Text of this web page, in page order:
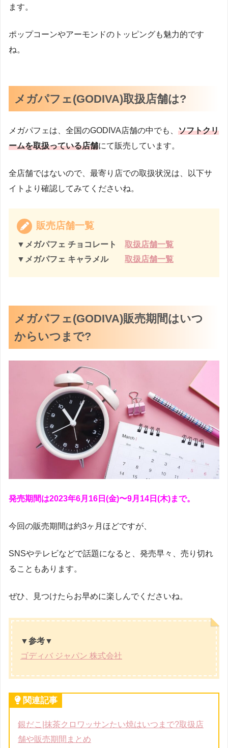
ます。
ポップコーンやアーモンドのトッピングも魅力的です
ね。
メガパフェ(GODIVA)取扱店舗は?
メガパフェは、全国のGODIVA店舗の中でも、 ソフトクリ
ームを取扱っている店舗にて販売しています。
全店舗ではないので、最寄り店での取扱状況は、以下サ
イトより確認してみてくださいね。
販売店舗一覧
▼ メガパフェ チョコレート 取扱店舗一覧
▼メガパフェ キャラメル 取扱店舗一覧
メガパフェ(GODIVA)販売期間はいつ
からいつまで?
発売期間は2023年6月16日(金)〜9月14日(木)まで。
今回の販売期間は約3ヶ月ほどですが、
SNSやテレビなどで話題になると、発売早々、売り切れ
ることもあります。
ぜひ、見つけたらお早めに楽しんでくださいね。
▼参考▼
ゴディバ ジャパン 株式会社
関連記事
銀だこ|抹茶クロワッサンたい焼はいつまで?取扱店
舗や販売期間まとめ